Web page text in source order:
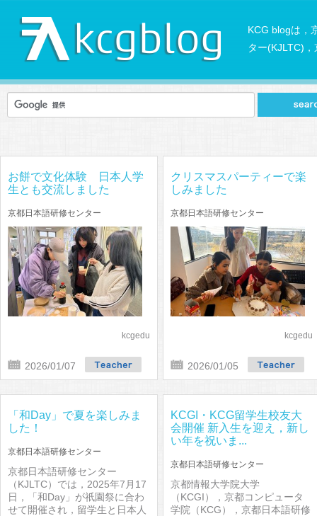
KCG blogは，
ター(KJLTC)
お餅で文化体験 日本人学
生とも交流しました
京都日本語研修センター
kcgedu
2026/01/07
クリスマスパーティーで楽
しみました
京都日本語研修センター
kcgedu
2026/01/05
「和Day」で夏を楽しみま
した！
京都日本語研修センター
京都日本語研修センター
（KJLTC）では，2025年7月17
日，「和Day」が祇園祭に合わ
せて開催され，留学生と日本人
KCGI・KCG留学生校友大
会開催 新入生を迎え，新し
い年を祝いま...
京都日本語研修センター
京都情報大学院大学
（KCGI），京都コンピュータ
学院（KCG），京都日本語研修